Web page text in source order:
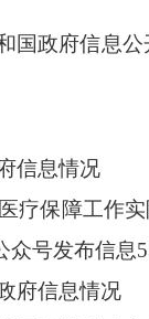
国政府信息
信息情况
疗保障工作
众号发布信息5
府信息情况